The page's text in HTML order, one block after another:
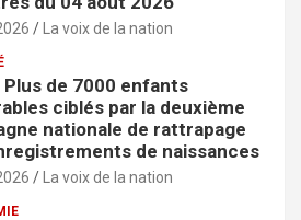
La voix de la nation
Plus de 7000 enfants
ciblés par la deuxième
nationale de rattrapage
de naissances
La voix de la nation